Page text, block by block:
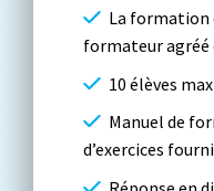
La formation
formateur agréé
10 élèves
Manuel de
d’exercices